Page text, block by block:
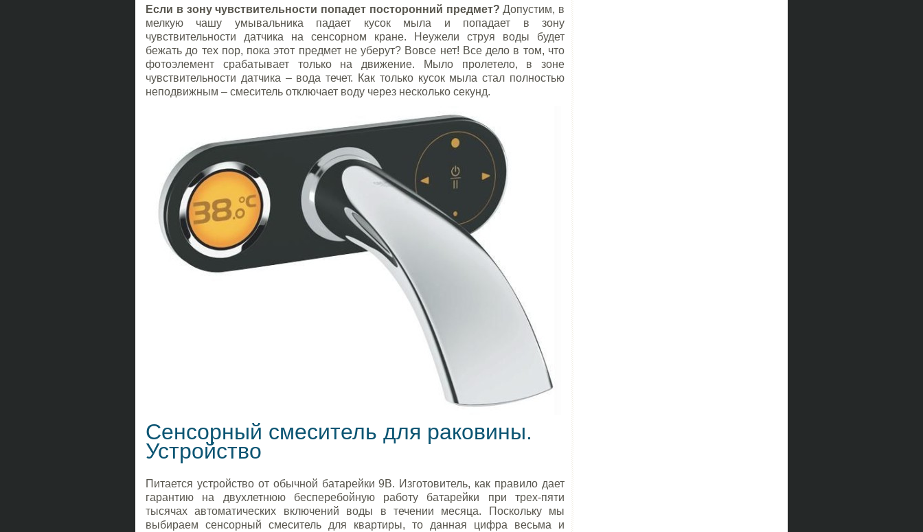
Если в зону чувствительности попадет посторонний предмет? Допустим, в
мелкую чашу умывальника падает кусок мыла и попадает в зону
чувствительности датчика на сенсорном кране. Неужели струя воды будет
бежать до тех пор, пока этот предмет не уберут? Вовсе нет! Все дело в том, что
фотоэлемент срабатывает только на движение. Мыло пролетело, в зоне
чувствительности датчика – вода течет. Как только кусок мыла стал полностью
неподвижным – смеситель отключает воду через несколько секунд.
Сенсорный смеситель для раковины.
Устройство
Питается устройство от обычной батарейки 9В. Изготовитель, как правило дает
гарантию на двухлетнюю бесперебойную работу батарейки при трех-пяти
тысячах автоматических включений воды в течении месяца. Поскольку мы
выбираем сенсорный смеситель для квартиры, то данная цифра весьма и